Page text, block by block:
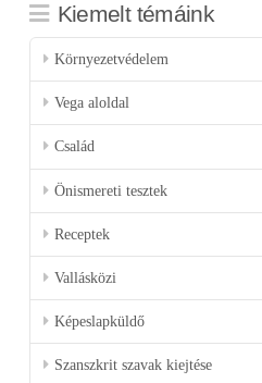
Kiemelt témáink
Környezetvédelem
Vega aloldal
Család
Önismereti tesztek
Receptek
Vallásközi
Képeslapküldő
Szanszkrit szavak kiejtése